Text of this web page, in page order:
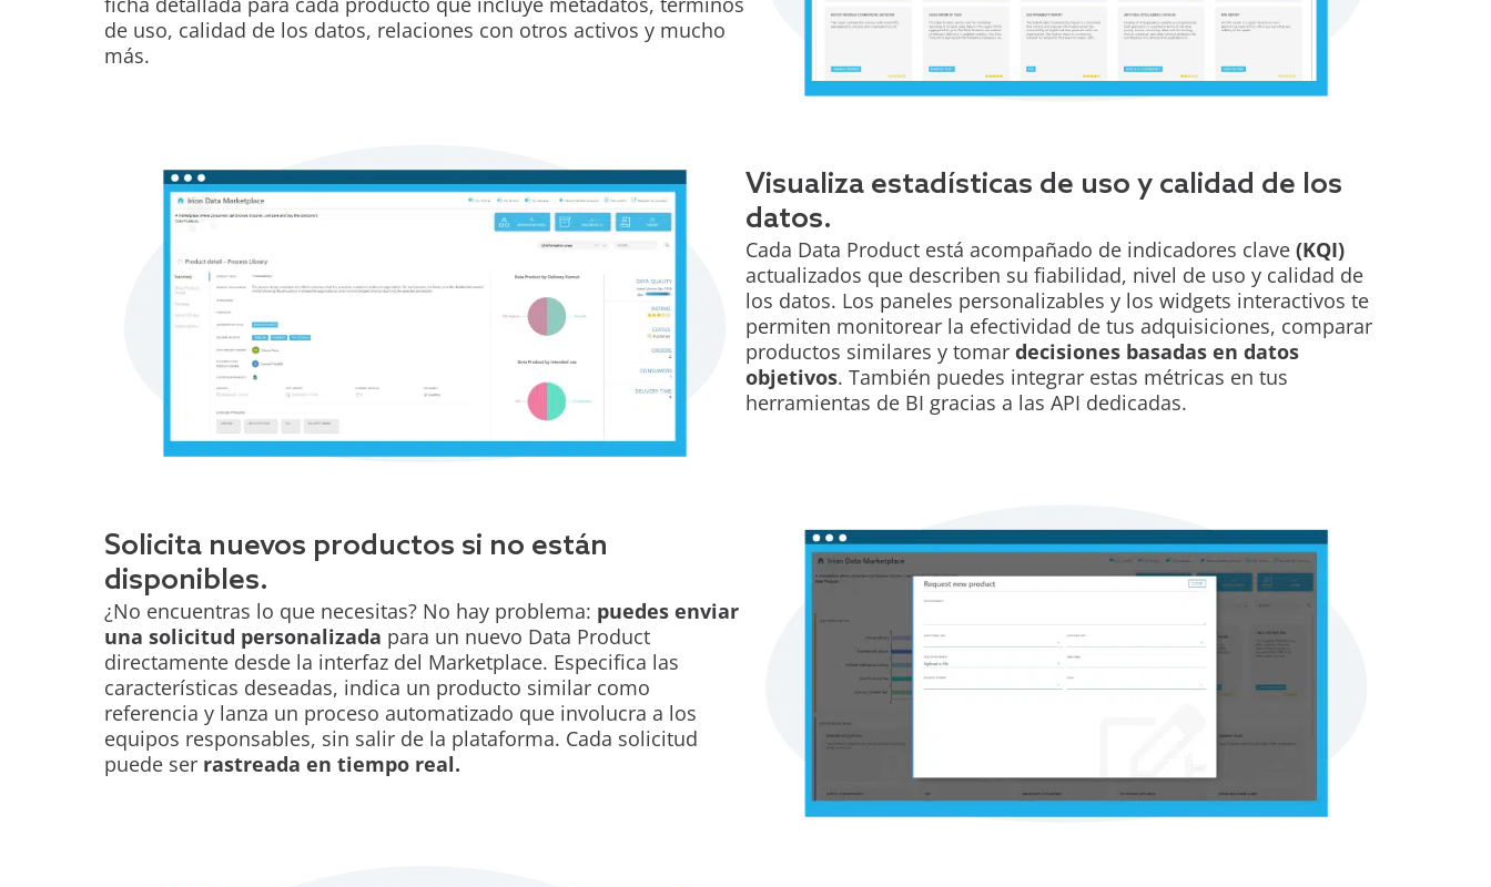
de uso, calidad de los datos, relaciones con otros activos y mucho
más.
Visualiza estadísticas de uso y calidad de los
datos.
Cada Data Product está acompañado de indicadores clave (KQI)
actualizados que describen su fiabilidad, nivel de uso y calidad de
los datos. Los paneles personalizables y los widgets interactivos te
permiten monitorear la efectividad de tus adquisiciones, comparar
productos similares y tomar decisiones basadas en datos
objetivos. También puedes integrar estas métricas en tus
herramientas de BI gracias a las API dedicadas.
Solicita nuevos productos si no están
disponibles.
¿No encuentras lo que necesitas? No hay problema: puedes enviar
una solicitud personalizada para un nuevo Data Product
directamente desde la interfaz del Marketplace. Especifica las
características deseadas, indica un producto similar como
referencia y lanza un proceso automatizado que involucra a los
equipos responsables, sin salir de la plataforma. Cada solicitud
puede ser rastreada en tiempo real.